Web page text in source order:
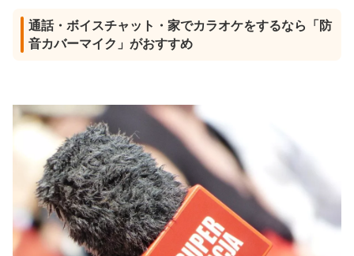
通話・ボイスチャット・家でカラオケをするなら「防
音カバーマイク」がおすすめ